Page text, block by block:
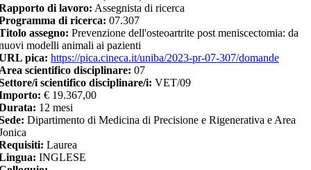
di lavoro: Assegnista di ricerca
di ricerca: 07.307
assegno: Prevenzione dell'osteoartrite post meniscectomia: da
modelli animali ai pazienti
pica: https://pica.cineca.it/uniba/2023-pr-07-307/domande
scientifico disciplinare: 07
i scientifico disciplinare/i: VET/09
€ 19.367,00
12 mesi
Dipartimento di Medicina di Precisione e Rigenerativa e Area
Laurea
INGLESE